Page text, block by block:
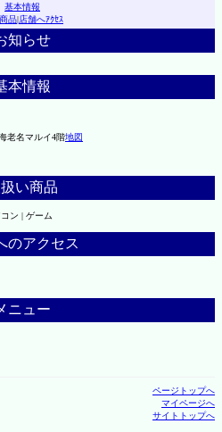
基本情報
品|店舗へｱｸｾｽ
知らせ
本情報
老名マルイ4階地図
い商品
ン | ゲーム
のアクセス
ニュー
ページトップへ
マイページへ
サイトトップへ